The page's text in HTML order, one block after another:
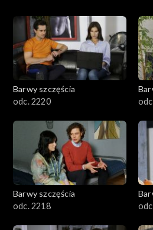
Barwy szczęścia
odc. 2220
Barwy szczęścia
odc. 2218